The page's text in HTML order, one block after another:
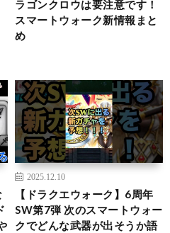
ラゴンクロウは要注意です！
スマートウォーク新情報まと
め
2025.12.10
【ドラクエウォーク】6周年
SW第7弾 次のスマートウォー
クでどんな武器が出そうか語